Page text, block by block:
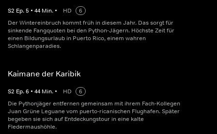
S2 Ep.5 • 44 Min. • HD
6
Der Wintereinbruch kommt früh in diesem Jahr. Das sorgt für
sinkende Fangquoten bei den Python-Jägern. Höchste Zeit für
einen Bildungsurlaub in Puerto Rico, einem wahren
Schlangenparadies.
Kaimane der Karibik
S2 Ep.6 • 44 Min. • HD
6
Die Pythonjäger entfernen gemeinsam mit ihrem Fach-Kollegen
Juan Grüne Leguane vom puerto-ricanischen Flughafen. Später
begeben sie sich auf Entdeckungstour in eine kalte
Fledermaushöhle.